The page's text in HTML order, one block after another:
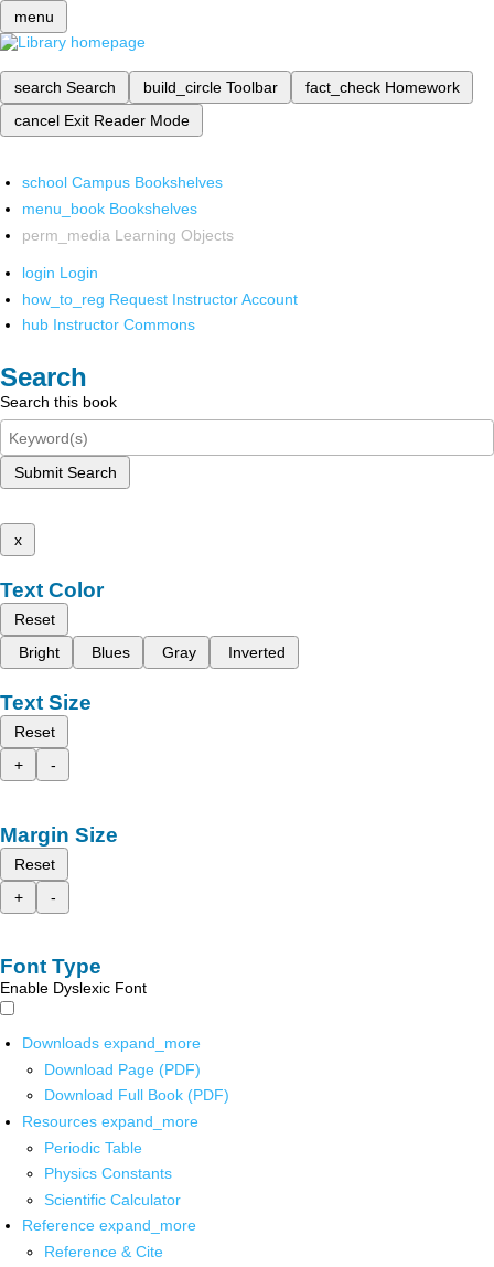
menu
search Search build_circle Toolbar fact_check Homework
cancel Exit Reader Mode
school Campus Bookshelves
menu_book Bookshelves
perm_media Learning Objects
login Login
how_to_reg Request Instructor Account
hub Instructor Commons
Search
Search this book
Submit Search
x
Text Color
Reset
Bright
Blues Gray Inverted
Text Size
Reset
+
-
Margin Size
Reset
+
-
Font Type
Enable Dyslexic Font
Downloads expand_more
Download Page (PDF)
Download Full Book (PDF)
Resources expand_more
Periodic Table
Physics Constants
Scientific Calculator
Reference expand_more
Reference & Cite